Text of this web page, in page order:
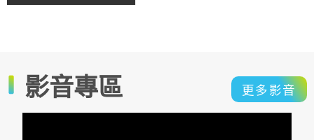
影音專區 更多影音